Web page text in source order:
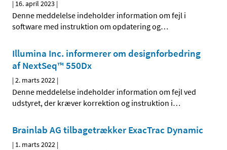
| 16. april 2023 |
Denne meddelelse indeholder information om fejl i
software med instruktion om opdatering og…
Illumina Inc. informerer om designforbedring
af NextSeq™ 550Dx
|2. marts 2022 |
Denne meddelelse indeholder information om fejl ved
udstyret, der kræver korrektion og instruktion i…
Brainlab AG tilbagetrækker ExacTrac Dynamic
| 1. marts 2022 |